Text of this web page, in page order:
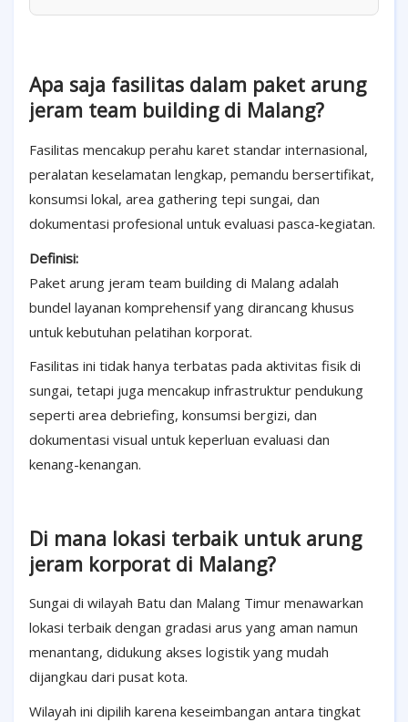
Apa saja fasilitas dalam paket arung
jeram team building di Malang?
Fasilitas mencakup perahu karet standar internasional,
peralatan keselamatan lengkap, pemandu bersertifikat,
konsumsi lokal, area gathering tepi sungai, dan
dokumentasi profesional untuk evaluasi pasca-kegiatan.
Definisi:
Paket arung jeram team building di Malang adalah
bundel layanan komprehensif yang dirancang khusus
untuk kebutuhan pelatihan korporat.
Fasilitas ini tidak hanya terbatas pada aktivitas fisik di
sungai, tetapi juga mencakup infrastruktur pendukung
seperti area debriefing, konsumsi bergizi, dan
dokumentasi visual untuk keperluan evaluasi dan
kenang-kenangan.
Di mana lokasi terbaik untuk arung
jeram korporat di Malang?
Sungai di wilayah Batu dan Malang Timur menawarkan
lokasi terbaik dengan gradasi arus yang aman namun
menantang, didukung akses logistik yang mudah
dijangkau dari pusat kota.
Wilayah ini dipilih karena keseimbangan antara tingkat